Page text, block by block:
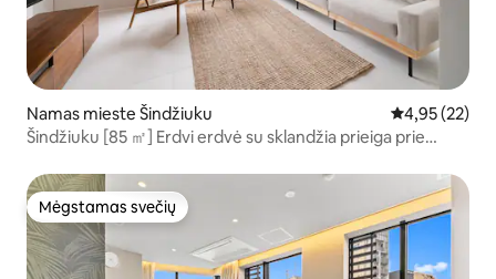
Namas mieste Šindžiuku Vidutinis
4,95 (22)
Šindžiuku [85 ㎡] Erdvi erdvė su sklandžia prieiga prie
Mėgstamas svečių
Mėgstamas svečių